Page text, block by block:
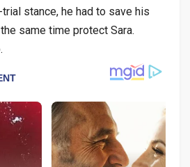
stance, he had to save his
same time protect Sara.